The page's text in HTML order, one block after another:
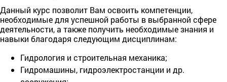
Данный курс позволит Вам освоить компетенции,
необходимые для успешной работы в выбранной сфере
деятельности, а также получить необходимые знания и
навыки благодаря следующим дисциплинам:
Гидрология и строительная механика;
Гидромашины, гидроэлектростанции и др.